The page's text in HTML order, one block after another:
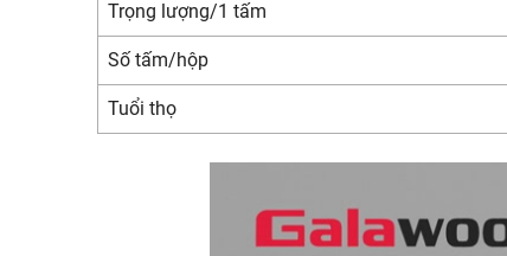
Trọng lượng/1 tấm
Số tấm/hộp
Tuổi thọ